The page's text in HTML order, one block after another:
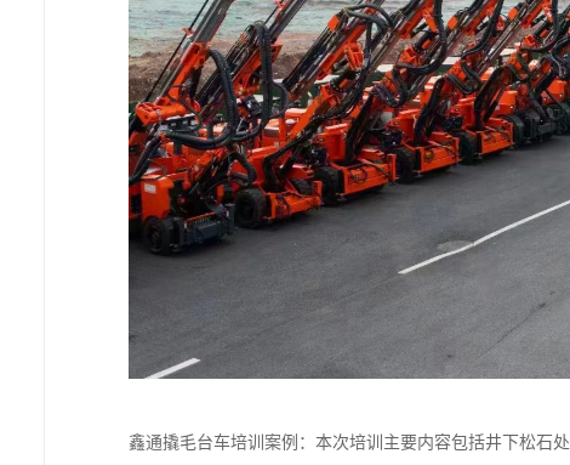
鑫通撬毛台车培训案例：本次培训主要内容包括井下松石